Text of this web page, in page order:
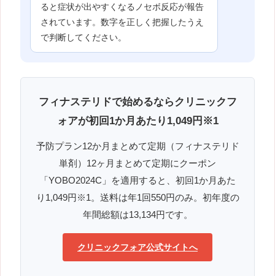
ると症状が出やすくなるノセボ反応が報告
されています。数字を正しく把握したうえ
で判断してください。
フィナステリドで始めるならクリニックフ
ォアが初回1か月あたり1,049円※1
予防プラン12か月まとめて定期（フィナステリド
単剤）12ヶ月まとめて定期にクーポン
「YOBO2024C」を適用すると、初回1か月あた
り1,049円※1。送料は年1回550円のみ。初年度の
年間総額は13,134円です。
クリニックフォア公式サイトへ